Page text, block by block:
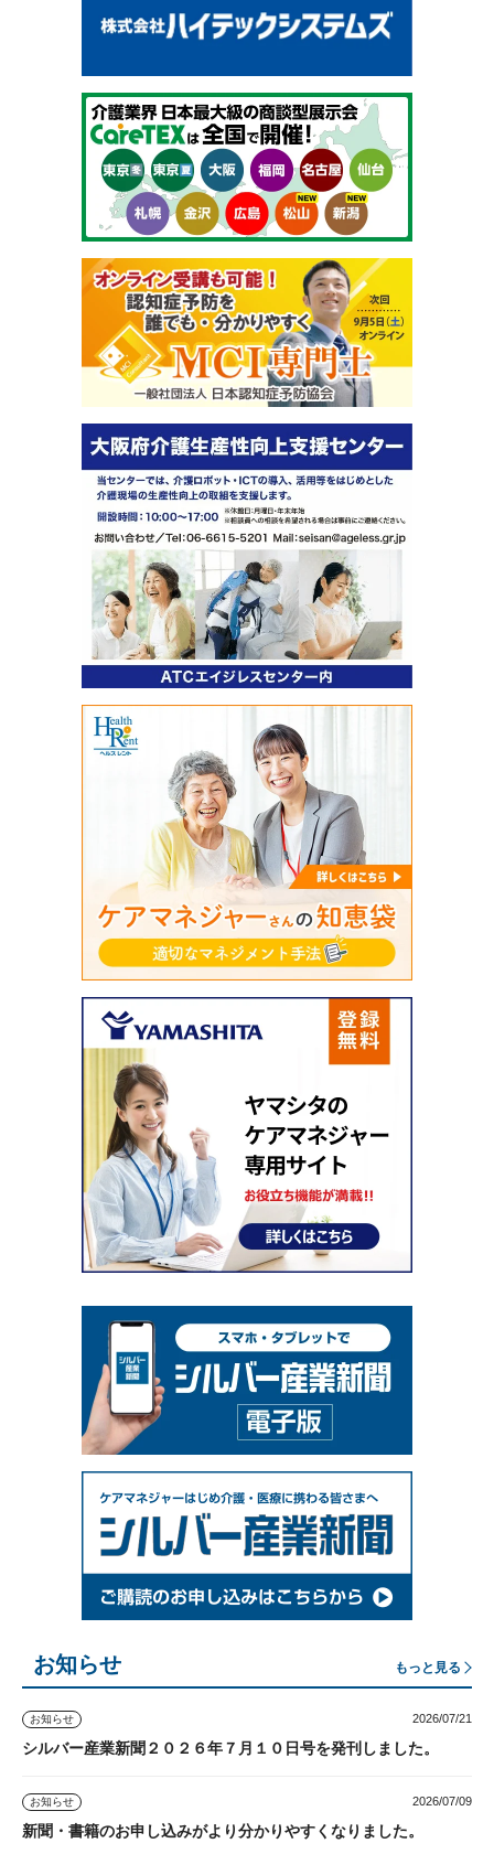
お知らせ もっと見る
お知らせ 2026/07/21
シルバー産業新聞２０２６年７月１０日号を発刊しました。
お知らせ 2026/07/09
新聞・書籍のお申し込みがより分かりやすくなりました。